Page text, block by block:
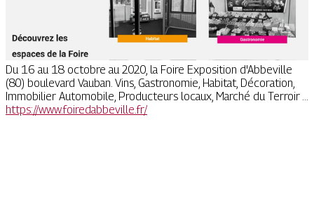
Du 16 au 18 octobre au 2020, la Foire Exposition d'Abbeville
(80) boulevard Vauban. Vins, Gastronomie, Habitat, Décoration,
Immobilier Automobile, Producteurs locaux, Marché du Terroir ...
https://www.foiredabbeville.fr/